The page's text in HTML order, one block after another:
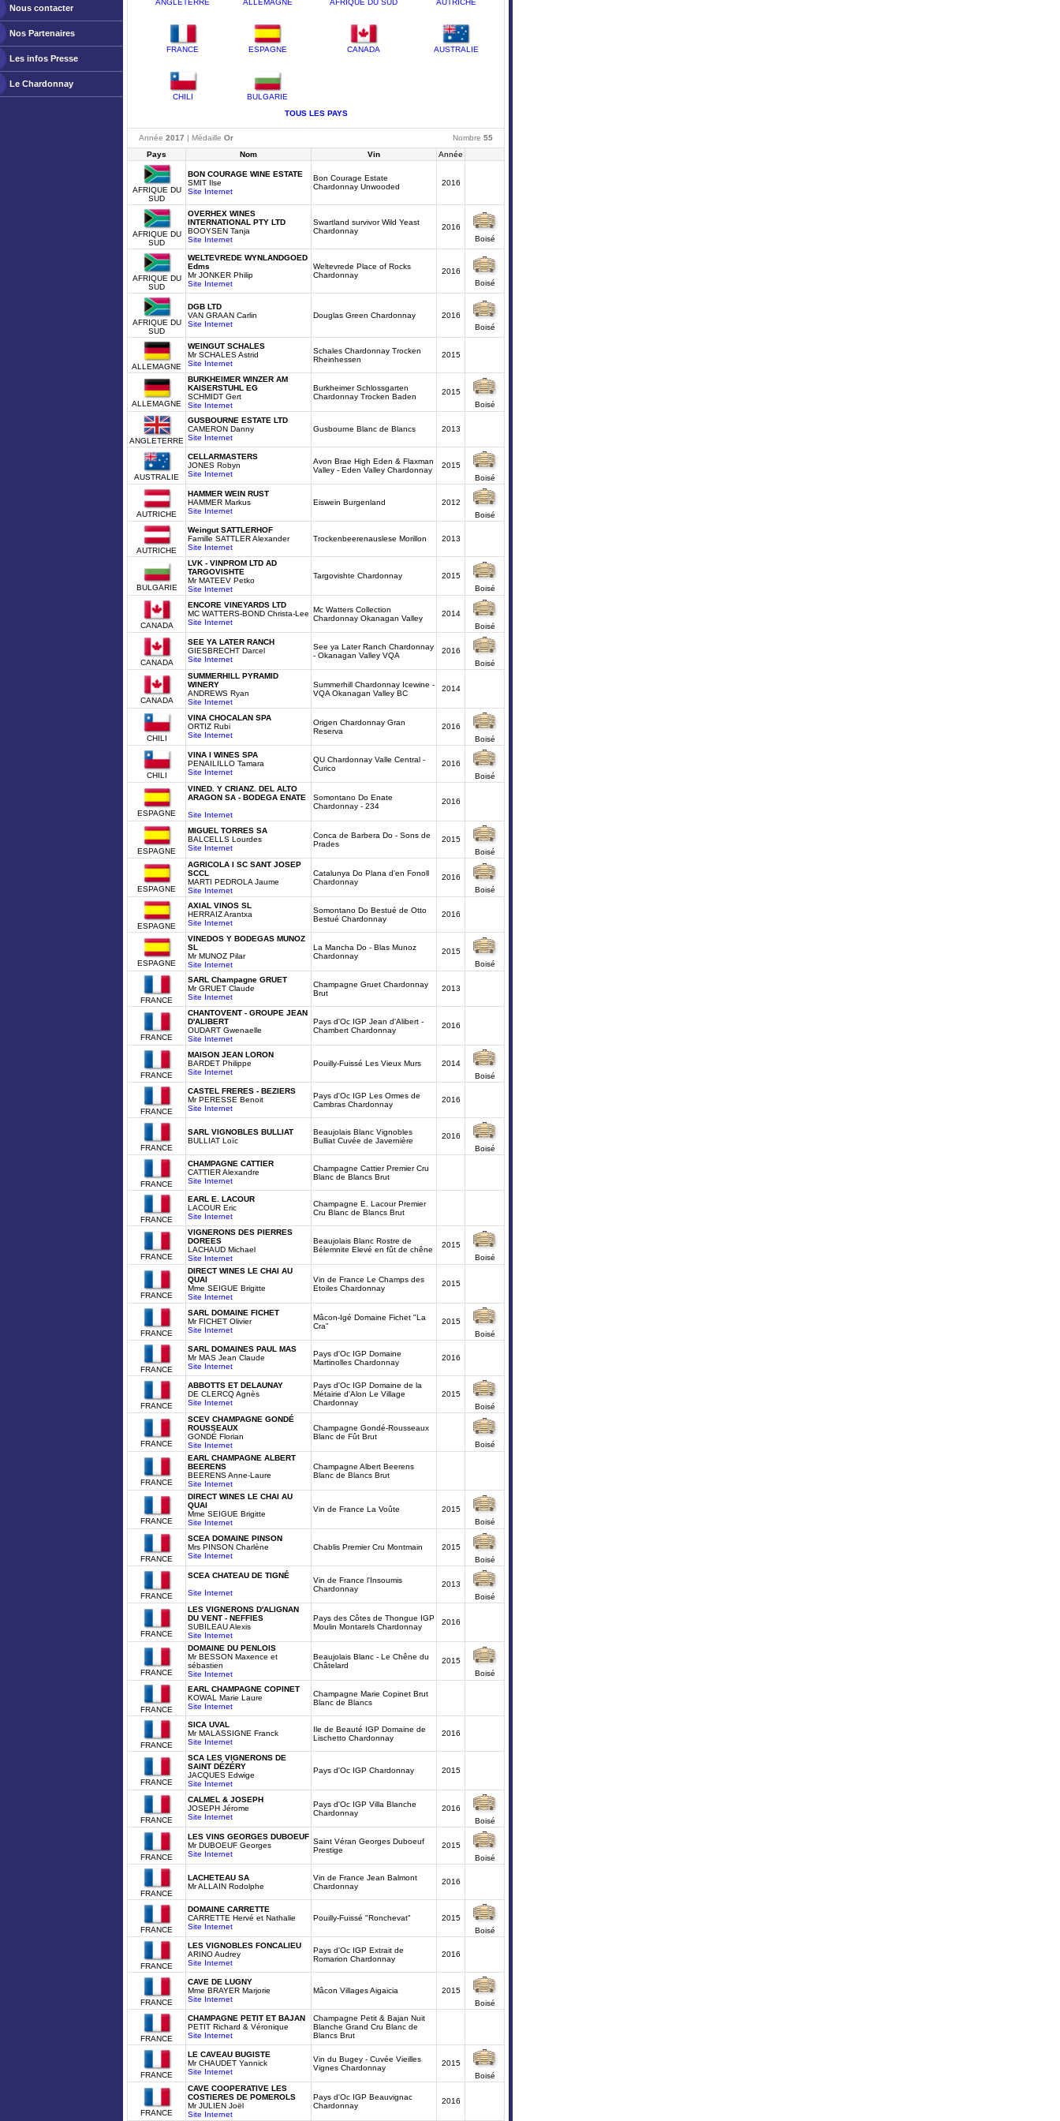
Nous contacter
Nos Partenaires
Les infos Presse
Le Chardonnay
ANGLETERRE ALLEMAGNE AFRIQUE DU SUD AUTRICHE
FRANCE ESPAGNE CANADA AUSTRALIE
CHILI
BULGARIE
TOUS LES PAYS
Année 2017 | Médaille Or Nombre 55
Pays
Nom Vin Année
AFRIQUE DU
SUD
BON COURAGE WINE ESTATE
SMIT Ilse
Site Internet
Bon Courage Estate
Chardonnay Unwooded
2016
AFRIQUE DU
SUD
OVERHEX WINES
INTERNATIONAL PTY LTD
BOOYSEN Tanja
Site Internet
Swartland survivor Wild Yeast
Chardonnay
2016
Boisé
AFRIQUE DU
SUD
WELTEVREDE WYNLANDGOED
Edms
Mr JONKER Philip
Site Internet
Weltevrede Place of Rocks
Chardonnay
2016
Boisé
AFRIQUE DU
SUD
DGB LTD
VAN GRAAN Carlin
Site Internet
Douglas Green Chardonnay
2016
Boisé
ALLEMAGNE
WEINGUT SCHALES
Mr SCHALES Astrid
Site Internet
Schales Chardonnay Trocken
Rheinhessen
2015
ALLEMAGNE
BURKHEIMER WINZER AM
KAISERSTUHL EG
SCHMIDT Gert
Site Internet
Burkheimer Schlossgarten
Chardonnay Trocken Baden
2015
Boisé
ANGLETERRE
GUSBOURNE ESTATE LTD
CAMERON Danny
Site Internet
Gusbourne Blanc de Blancs 2013
AUSTRALIE
CELLARMASTERS
JONES Robyn
Site Internet
Avon Brae High Eden & Flaxman
Valley - Eden Valley Chardonnay
2015
Boisé
AUTRICHE
HAMMER WEIN RUST
HAMMER Markus
Site Internet
Eiswein Burgenland
2012
Boisé
AUTRICHE
Weingut SATTLERHOF
Famille SATTLER Alexander
Site Internet
Trockenbeerenauslese Morillon 2013
BULGARIE
LVK - VINPROM LTD AD
TARGOVISHTE
Mr MATEEV Petko
Site Internet
Targovishte Chardonnay
2015
Boisé
CANADA
ENCORE VINEYARDS LTD
MC WATTERS-BOND Christa-Lee
Site Internet
Mc Watters Collection
Chardonnay Okanagan Valley
2014
Boisé
CANADA
SEE YA LATER RANCH
GIESBRECHT Darcel
Site Internet
See ya Later Ranch Chardonnay
- Okanagan Valley VQA
2016
Boisé
CANADA
SUMMERHILL PYRAMID
WINERY
ANDREWS Ryan
Site Internet
Summerhill Chardonnay Icewine -
VQA Okanagan Valley BC
2014
CHILI
VINA CHOCALAN SPA
ORTIZ Rubi
Site Internet
Origen Chardonnay Gran
Reserva
2016
Boisé
CHILI
VINA I WINES SPA
PENAILILLO Tamara
Site Internet
QU Chardonnay Valle Central -
Curico
2016
Boisé
ESPAGNE
VINED. Y CRIANZ. DEL ALTO
ARAGON SA - BODEGA ENATE
Site Internet
Somontano Do Enate
Chardonnay - 234
2016
ESPAGNE
MIGUEL TORRES SA
BALCELLS Lourdes
Site Internet
Conca de Barbera Do - Sons de
Prades
2015
Boisé
ESPAGNE
AGRICOLA I SC SANT JOSEP
SCCL
MARTI PEDROLA Jaume
Site Internet
Catalunya Do Plana d'en Fonoll
Chardonnay
2016
Boisé
ESPAGNE
AXIAL VINOS SL
HERRAIZ Arantxa
Site Internet
Somontano Do Bestué de Otto
Bestué Chardonnay
2016
ESPAGNE
VINEDOS Y BODEGAS MUNOZ
SL
Mr MUNOZ Pilar
Site Internet
La Mancha Do - Blas Munoz
Chardonnay
2015
Boisé
FRANCE
SARL Champagne GRUET
Mr GRUET Claude
Site Internet
Champagne Gruet Chardonnay
Brut
2013
FRANCE
CHANTOVENT - GROUPE JEAN
D'ALIBERT
OUDART Gwenaelle
Site Internet
Pays d'Oc IGP Jean d'Alibert -
Chambert Chardonnay
2016
FRANCE
MAISON JEAN LORON
BARDET Philippe
Site Internet
Pouilly-Fuissé Les Vieux Murs
2014
Boisé
FRANCE
CASTEL FRERES - BEZIERS
Mr PERESSE Benoit
Site Internet
Pays d'Oc IGP Les Ormes de
Cambras Chardonnay
2016
FRANCE
SARL VIGNOBLES BULLIAT
BULLIAT Loïc
Beaujolais Blanc Vignobles
Bulliat Cuvée de Javernière
2016
Boisé
FRANCE
CHAMPAGNE CATTIER
CATTIER Alexandre
Site Internet
Champagne Cattier Premier Cru
Blanc de Blancs Brut
FRANCE
EARL E. LACOUR
LACOUR Eric
Site Internet
Champagne E. Lacour Premier
Cru Blanc de Blancs Brut
FRANCE
VIGNERONS DES PIERRES
DOREES
LACHAUD Michael
Site Internet
Beaujolais Blanc Rostre de
Bélemnite Elevé en fût de chêne
2015
Boisé
FRANCE
DIRECT WINES LE CHAI AU
QUAI
Mme SEIGUE Brigitte
Site Internet
Vin de France Le Champs des
Etoiles Chardonnay
2015
FRANCE
SARL DOMAINE FICHET
Mr FICHET Olivier
Site Internet
Mâcon-Igé Domaine Fichet "La
Cra"
2015
Boisé
FRANCE
SARL DOMAINES PAUL MAS
Mr MAS Jean Claude
Site Internet
Pays d'Oc IGP Domaine
Martinolles Chardonnay
2016
FRANCE
ABBOTTS ET DELAUNAY
DE CLERCQ Agnès
Site Internet
Pays d'Oc IGP Domaine de la
Métairie d'Alon Le Village
Chardonnay
2015
Boisé
FRANCE
SCEV CHAMPAGNE GONDÉ
ROUSSEAUX
GONDÉ Florian
Site Internet
Champagne Gondé-Rousseaux
Blanc de Fût Brut
Boisé
FRANCE
EARL CHAMPAGNE ALBERT
BEERENS
BEERENS Anne-Laure
Site Internet
Champagne Albert Beerens
Blanc de Blancs Brut
FRANCE
DIRECT WINES LE CHAI AU
QUAI
Mme SEIGUE Brigitte
Site Internet
Vin de France La Voûte
2015
Boisé
FRANCE
SCEA DOMAINE PINSON
Mrs PINSON Charlène
Site Internet
Chablis Premier Cru Montmain
2015
Boisé
FRANCE
SCEA CHATEAU DE TIGNÉ
Site Internet
Vin de France l'Insoumis
Chardonnay
2013
Boisé
FRANCE
LES VIGNERONS D'ALIGNAN
DU VENT - NEFFIES
SUBILEAU Alexis
Site Internet
Pays des Côtes de Thongue IGP
Moulin Montarels Chardonnay
2016
FRANCE
DOMAINE DU PENLOIS
Mr BESSON Maxence et
sébastien
Site Internet
Beaujolais Blanc - Le Chêne du
Châtelard
2015
Boisé
FRANCE
EARL CHAMPAGNE COPINET
KOWAL Marie Laure
Site Internet
Champagne Marie Copinet Brut
Blanc de Blancs
FRANCE
SICA UVAL
Mr MALASSIGNE Franck
Site Internet
Ile de Beauté IGP Domaine de
Lischetto Chardonnay
2016
FRANCE
SCA LES VIGNERONS DE
SAINT DÉZÉRY
JACQUES Edwige
Site Internet
Pays d'Oc IGP Chardonnay 2015
FRANCE
CALMEL & JOSEPH
JOSEPH Jérome
Site Internet
Pays d'Oc IGP Villa Blanche
Chardonnay
2016
Boisé
FRANCE
LES VINS GEORGES DUBOEUF
Mr DUBOEUF Georges
Site Internet
Saint Véran Georges Duboeuf
Prestige
2015
Boisé
FRANCE
LACHETEAU SA
Mr ALLAIN Rodolphe
Vin de France Jean Balmont
Chardonnay
2016
FRANCE
DOMAINE CARRETTE
CARRETTE Hervé et Nathalie
Site Internet
Pouilly-Fuissé "Ronchevat"
2015
Boisé
FRANCE
LES VIGNOBLES FONCALIEU
ARINO Audrey
Site Internet
Pays d'Oc IGP Extrait de
Romarion Chardonnay
2016
FRANCE
CAVE DE LUGNY
Mme BRAYER Marjorie
Site Internet
Mâcon Villages Aigaicia
2015
Boisé
FRANCE
CHAMPAGNE PETIT ET BAJAN
PETIT Richard & Véronique
Site Internet
Champagne Petit & Bajan Nuit
Blanche Grand Cru Blanc de
Blancs Brut
FRANCE
LE CAVEAU BUGISTE
Mr CHAUDET Yannick
Site Internet
Vin du Bugey - Cuvée Vieilles
Vignes Chardonnay
2015
Boisé
FRANCE
CAVE COOPERATIVE LES
COSTIERES DE POMEROLS
Mr JULIEN Joël
Site Internet
Pays d'Oc IGP Beauvignac
Chardonnay
2016